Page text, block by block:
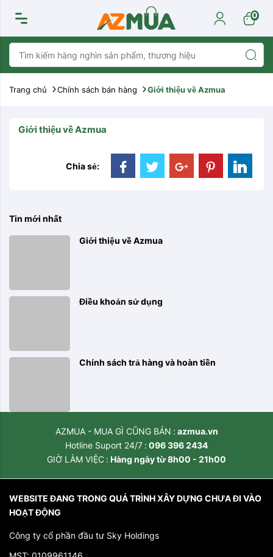
0
Trang chủ Chính sách bán hàng Giới thiệu về Azmua
Giới thiệu về Azmua
Chia sẻ:
Tin mới nhất
Giới thiệu về Azmua
Điều khoản sử dụng
Chính sách trả hàng và hoàn tiền
AZMUA - MUA GÌ CŨNG BÁN
azmua.vn
Hotline Suport 24/7 096 396 2434
GIỜ LÀM VIỆC
Hàng ngày từ 8h00 - 21h00
WEBSITE ĐANG TRONG QUÁ TRÌNH XÂY DỰNG CHƯA ĐI VÀO
HOẠT ĐỘNG
Công ty cổ phần đầu tư Sky Holdings